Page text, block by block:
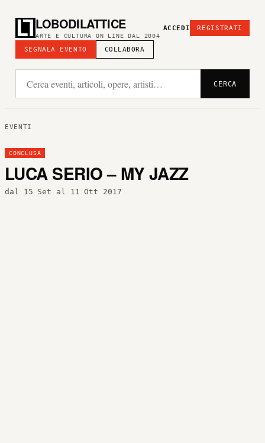
LOBODILATTICE
ARTE E CULTURA ON LINE DAL 2004
SEGNALA EVENTO COLLABORA
ACCEDI REGISTRATI
CERCA
EVENTI
CONCLUSA
LUCA SERIO – MY JAZZ
dal 15 Set al 11 Ott 2017